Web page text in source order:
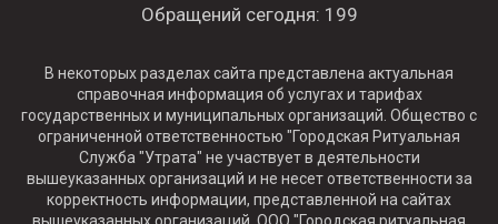
Обращений сегодня: 199
В некоторых разделах сайта представлена актуальная
справочная информация об услугах и тарифах
государственных и муниципальных организаций. Общество с
ограниченной ответственностью "Городская Ритуальная
Служба "Утрата" не участвует в деятельности
вышеуказанных организаций и не несет ответственности за
корректность информации, представленной на сайтах
вышеуказанных организаций. ООО "Городская ритуальная